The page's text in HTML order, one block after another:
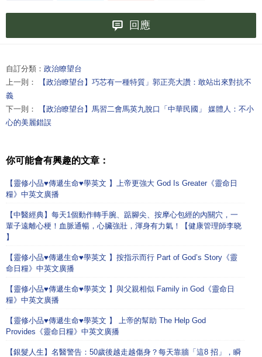
回應
自訂分類： 政治瞭望台
上一則：
【政治瞭望台】巧芯有一種特質」郭正亮大讚：敢站出來對抗不
義
下一則：
【政治瞭望台】馬習二會馬英九脫口「中華民國」 媒體人：不小
心的美麗錯誤
你可能會有興趣的文章：
【靈修小品♥傳遞生命♥學英文 】上帝更強大 God Is Greater《靈命日
糧》中英文廣播
【中醫經典】每天1個動作轉手腕、踮腳尖、按摩心包經的內關穴，一
輩子遠離心梗！血脈通暢，心臟強壯，渾身有力氣！【健康管理師李晓
】
【靈修小品♥傳遞生命♥學英文 】按指示而行 Part of God’s Story《靈
命日糧》中英文廣播
【靈修小品♥傳遞生命♥學英文 】與父親相似 Family in God《靈命日
糧》中英文廣播
【靈修小品♥傳遞生命♥學英文 】 上帝的幫助 The Help God
Provides《靈命日糧》中英文廣播
【銀髮人生】名醫警告：50歲後越走越傷身？每天靠牆「這8 招」，瞬